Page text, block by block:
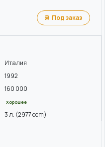
Под заказ
Италия
1992
160 000
Хорошее
3 л. (2977 ccm)